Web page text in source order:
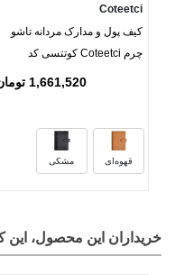
Coteetci
کیف پول و مدارک مردانه تاشو
چرم Coteetci کوتتسی کد
1,661,520 تومان
قهوه‌ای مشکی
خریداران این محصول، این